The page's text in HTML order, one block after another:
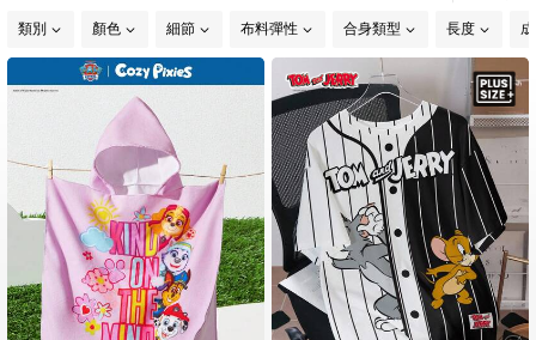
類別 顏色 細節 布料彈性 合身類型 長度